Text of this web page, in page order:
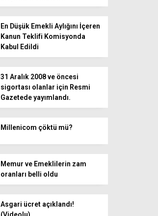
En Düşük Emekli Aylığını İçeren
Kanun Teklifi Komisyonda
Kabul Edildi
31 Aralık 2008 ve öncesi
sigortası olanlar için Resmi
Gazetede yayımlandı.
Millenicom çöktü mü?
Memur ve Emeklilerin zam
oranları belli oldu
Asgari ücret açıklandı!